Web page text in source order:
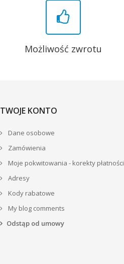
Możliwość zwrotu
TWOJE KONTO
Dane osobowe
Zamówienia
Moje pokwitowania - korekty płatności
Adresy
Kody rabatowe
My blog comments
Odstąp od umowy